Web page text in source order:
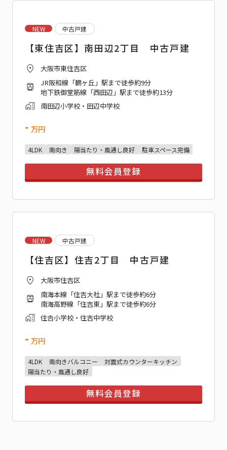
NEW 中古戸建
【東住吉区】南田辺2丁目 中古戸建
大阪市東住吉区
JR阪和線「鶴ヶ丘」駅まで徒歩約9分
地下鉄御堂筋線「西田辺」駅まで徒歩約13分
南田辺小学校・田辺中学校
- 万円
4LDK 南向き 陽当たり・風通し良好 駐車スペース完備
無料会員登録
NEW 中古戸建
【住吉区】住吉2丁目 中古戸建
大阪市住吉区
南海本線「住吉大社」駅まで徒歩約6分
南海高野線「住吉東」駅まで徒歩約6分
住𠮷小学校・住吉中学校
- 万円
4LDK 南向きバルコニー
対面式カウンターキッチン
陽当たり・風通し良好
無料会員登録